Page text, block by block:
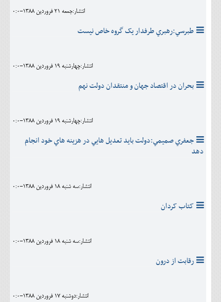
انتشار:جمعه 21 فروردين 1388-0:0
طبرسي:رهبري طرفدار يک گروه خاص نيست
انتشار:چهارشنبه 19 فروردين 1388-0:0
بحران در اقتصاد جهان و منتقدان دولت نهم
انتشار:چهارشنبه 19 فروردين 1388-0:0
جعفري صميمي:دولت بايد تعديل هايي در هزينه هاي خود انجام
دهد
انتشار:سه شنبه 18 فروردين 1388-0:0
کتاب کردان
انتشار:سه شنبه 18 فروردين 1388-0:0
رقابت از درون
انتشار:دوشنبه 17 فروردين 1388-0:0